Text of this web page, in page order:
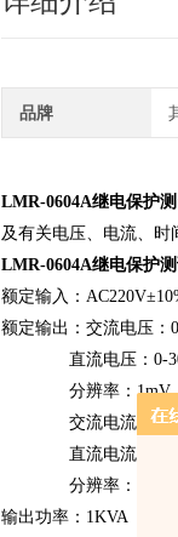
品牌
LMR-0604A继电保护
及有关电压、电流、时
LMR-0604A继电保护
额定输入：
额定输出：交流电压：
直流电压：0-
分辨率：1mV
交流电流：0-5-
直流电流：0-5-
分辨率：AC 0-5A
输出功率：1KVA